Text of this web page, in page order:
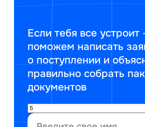
Если тебя все устроит
поможем написать
о поступлении и
правильно собрать
документов